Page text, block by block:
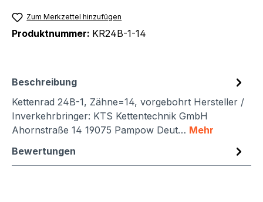
Zum Merkzettel hinzufügen
Produktnummer: KR24B-1-14
Beschreibung
Kettenrad 24B-1, Zähne=14, vorgebohrt Hersteller /
Inverkehrbringer: KTS Kettentechnik GmbH
Ahornstraße 14 19075 Pampow Deut… Mehr
Bewertungen